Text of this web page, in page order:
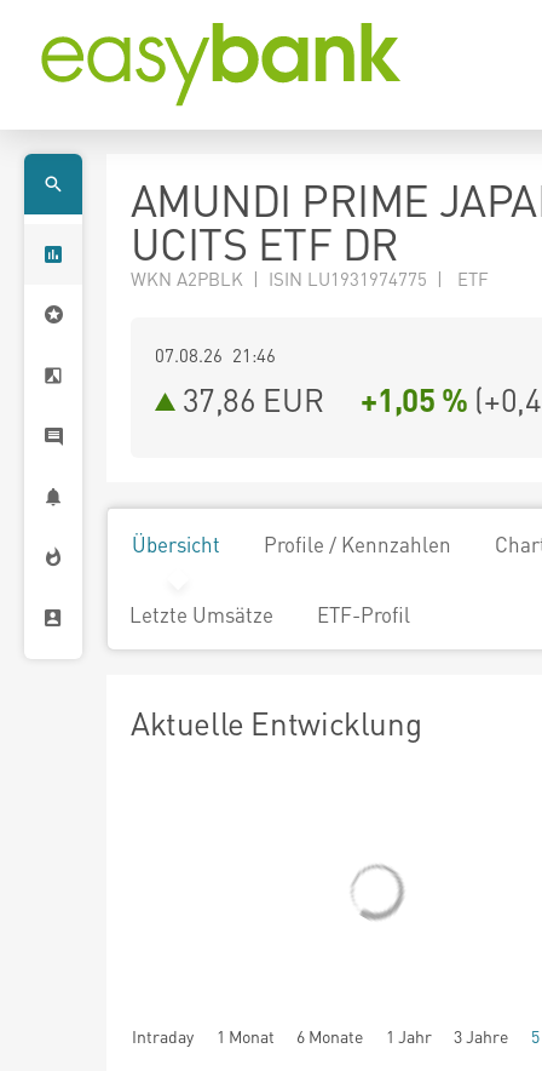
AMUNDI PRIME
UCITS ETF DR
WKN A2PBLK | ISIN LU1931974775 | ETF
07.08.26 21:46
37,86 EUR +1,05 % (
Übersicht Profile / Kennzahlen
Letzte Umsätze ETF-Profil
Aktuelle Entwicklung
Intraday 1 Monat 6 Monate 1 Jahr 3 Jahre